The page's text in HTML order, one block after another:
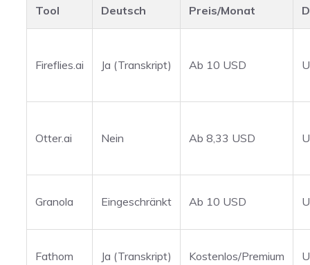
Tool Deutsch Preis/Monat
Fireflies.ai Ja (Transkript) Ab 10 USD
Otter.ai Nein Ab 8,33 USD
Granola Eingeschränkt Ab 10 USD
Fathom Ja (Transkript) Kostenlos/Premium